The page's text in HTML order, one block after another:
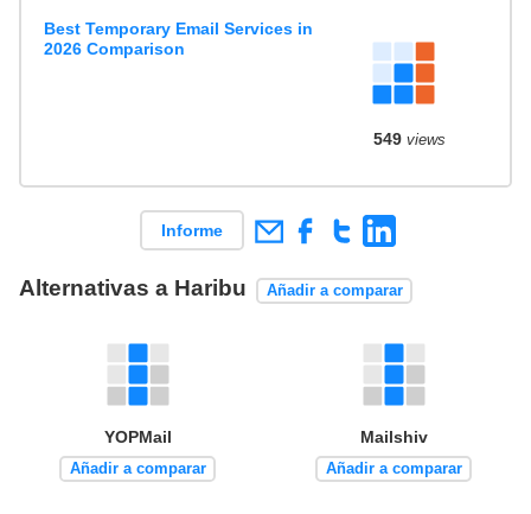
Best Temporary Email Services in
2026 Comparison
549views
Informe
Alternativas a Haribu Añadir a comparar
YOPMail
Añadir a comparar
Mailshiv
Añadir a comparar